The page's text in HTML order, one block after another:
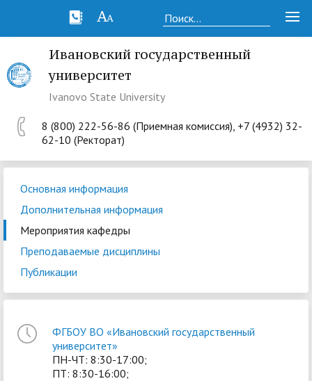
Ивановский государственный
университет
Ivanovo State University
8 (800) 222-56-86 (Приемная комиссия), +7 (4932) 32-
62-10 (Ректорат)
Основная информация
Дополнительная информация
Мероприятия кафедры
Преподаваемые дисциплины
Публикации
ФГБОУ ВО «Ивановский государственный
университет»
ПН-ЧТ: 8:30-17:00;
ПТ: 8:30-16:00;